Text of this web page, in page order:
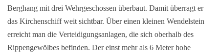
Berghang mit drei Wehrgeschossen überbaut. Damit überragt er
das Kirchenschiff weit sichtbar. Über einen kleinen Wendelstein
erreicht man die Verteidigungsanlagen, die sich oberhalb des
Rippengewölbes befinden. Der einst mehr als 6 Meter hohe